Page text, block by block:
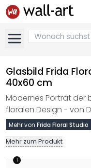
Glasbild Frida
40x60 cm
Modernes Porträt der
floralen Design - von
Mehr von Frida Floral Studio
Mehr zum Produkt
1